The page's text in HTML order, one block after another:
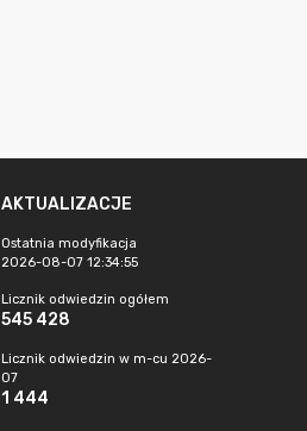
AKTUALIZACJE
Ostatnia modyfikacja
2026-08-07 12:34:55
Licznik odwiedzin ogółem
545 428
Licznik odwiedzin w m-cu 2026-
07
1 444